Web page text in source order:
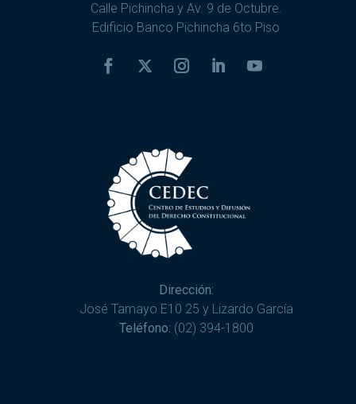
Calle Pichincha y Av. 9 de Octubre.
Edificio Banco Pichincha 6to Piso
Dirección:
José Tamayo E10 25 y Lizardo García
Teléfono: (02) 394-1800